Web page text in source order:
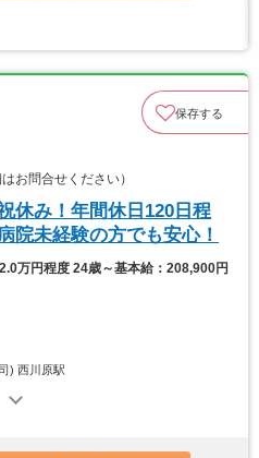
保存する
問合せください）
休み！年間休日120日程
院未経験の方でも安心！
万円程度 24歳～基本給：208,900円
) 西川原駅